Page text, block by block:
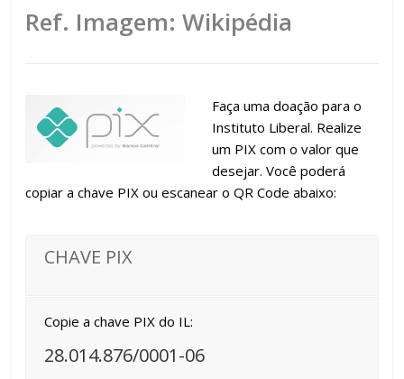
Ref. Imagem: Wikipédia
Faça uma doação para o
Instituto Liberal. Realize
um PIX com o valor que
desejar. Você poderá
copiar a chave PIX ou escanear o QR Code abaixo:
CHAVE PIX
Copie a chave PIX do IL:
28.014.876/0001-06